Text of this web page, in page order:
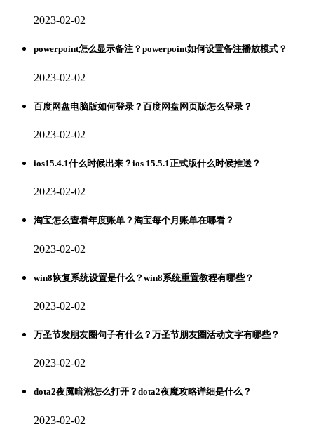
2023-02-02
powerpoint怎么显示备注？powerpoint如何设置备注播放模式？
2023-02-02
百度网盘电脑版如何登录？百度网盘网页版怎么登录？
2023-02-02
ios15.4.1什么时候出来？ios 15.5.1正式版什么时候推送？
2023-02-02
淘宝怎么查看年度账单？淘宝每个月账单在哪看？
2023-02-02
win8恢复系统设置是什么？win8系统重置教程有哪些？
2023-02-02
万圣节发朋友圈句子有什么？万圣节朋友圈活动文字有哪些？
2023-02-02
dota2夜魇暗潮怎么打开？dota2夜魔攻略详细是什么？
2023-02-02